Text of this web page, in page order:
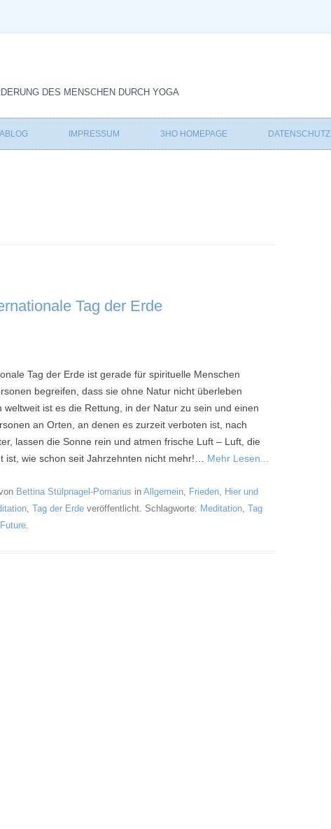
DES MENSCHEN DURCH YOGA
Inhalt
IMPRESSUM 3HO HOMEPAGE
Tag der Erde
Tag der Erde ist gerade für spirituelle Menschen
begreifen, dass sie ohne Natur nicht überleben
ist es die Rettung, in der Natur zu sein und einen
an Orten, an denen es zurzeit verboten ist, nach
lassen die Sonne rein und atmen frische Luft – Luft, die
ist, wie schon seit Jahrzehnten nicht mehr!… Mehr Lesen...
Bettina Stülpnagel-Pomarius in Allgemein, Frieden, Hier und
, Tag der Erde veröffentlicht. Schlagworte: Meditation, Tag
.